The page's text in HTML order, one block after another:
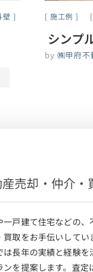
壁 施工例
シンプ
by ㈱甲府不
売却・仲介・
一戸建て住宅などの、
買取をお手伝いしてい
は長年の実績と経験を
ンを提案します。査定